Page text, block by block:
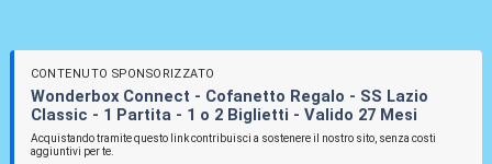
CONTENUTO SPONSORIZZATO
Wonderbox Connect - Cofanetto Regalo - SS Lazio
Classic - 1 Partita - 1 o 2 Biglietti - Valido 27 Mesi
Acquistando tramite questo link contribuisci a sostenere il nostro sito, senza costi
aggiuntivi per te.